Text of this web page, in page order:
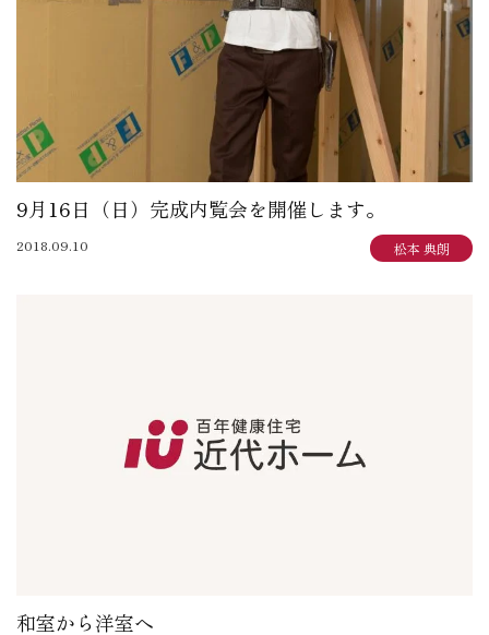
9月16日（日）完成内覧会を開催します。
2018.09.10 松本 典朗
和室から洋室へ